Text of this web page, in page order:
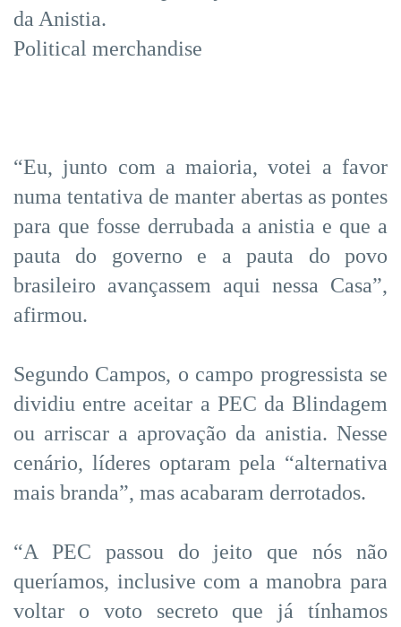
da Anistia.
Political merchandise
“Eu, junto com a maioria, votei a favor
numa tentativa de manter abertas as pontes
para que fosse derrubada a anistia e que a
pauta do governo e a pauta do povo
brasileiro avançassem aqui nessa Casa”,
afirmou.
Segundo Campos, o campo progressista se
dividiu entre aceitar a PEC da Blindagem
ou arriscar a aprovação da anistia. Nesse
cenário, líderes optaram pela “alternativa
mais branda”, mas acabaram derrotados.
“A PEC passou do jeito que nós não
queríamos, inclusive com a manobra para
voltar o voto secreto que já tínhamos